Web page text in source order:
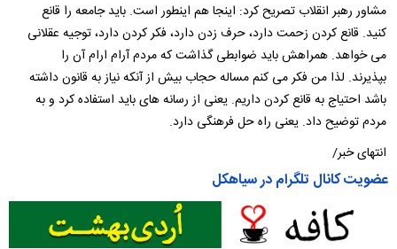
مشاور رهبر انقلاب تصریح کرد: اینجا هم اینطور است. باید جامعه را قانع
کنید. قانع کردن زحمت دارد، حرف زدن دارد، فکر کردن دارد، توجیه عقلانی
می خواهد. همراهش باید ضوابطی گذاشت که مردم آرام ارام آن را
بپذیرند. لذا من فکر می کنم مساله حجاب بیش از آنکه نیاز به قانون داشته
باشد احتیاج به قانع کردن داریم. یعنی از رسانه های باید استفاده کرد و به
مردم توضیح داد. یعنی راه حل فرهنگی دارد.
انتهای خبر/
عضویت کانال تلگرام در سیاهکل